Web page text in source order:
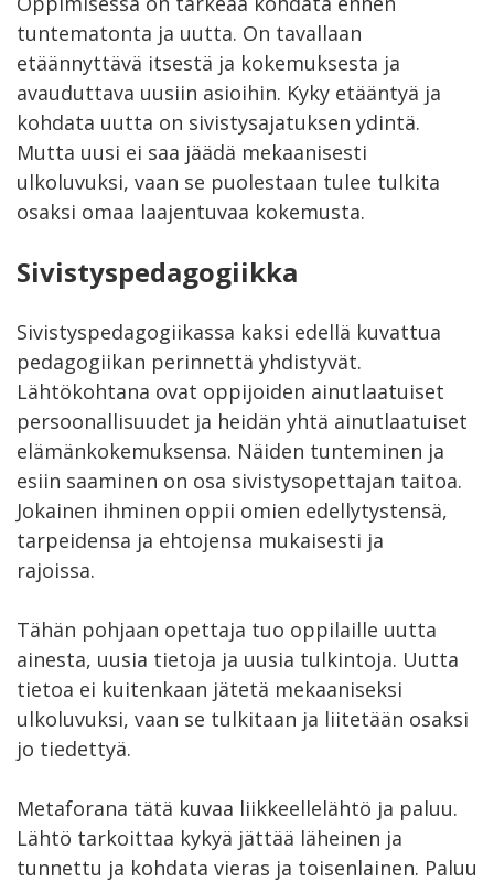
tuntematonta ja uutta. On tavallaan
etäännyttävä itsestä ja kokemuksesta ja
avauduttava uusiin asioihin. Kyky etääntyä ja
kohdata uutta on sivistysajatuksen ydintä.
Mutta uusi ei saa jäädä mekaanisesti
ulkoluvuksi, vaan se puolestaan tulee tulkita
osaksi omaa laajentuvaa kokemusta.
Sivistyspedagogiikka
Sivistyspedagogiikassa kaksi edellä kuvattua
pedagogiikan perinnettä yhdistyvät.
Lähtökohtana ovat oppijoiden ainutlaatuiset
persoonallisuudet ja heidän yhtä ainutlaatuiset
elämänkokemuksensa. Näiden tunteminen ja
esiin saaminen on osa sivistysopettajan taitoa.
Jokainen ihminen oppii omien edellytystensä,
tarpeidensa ja ehtojensa mukaisesti ja
rajoissa.
Tähän pohjaan opettaja tuo oppilaille uutta
ainesta, uusia tietoja ja uusia tulkintoja. Uutta
tietoa ei kuitenkaan jätetä mekaaniseksi
ulkoluvuksi, vaan se tulkitaan ja liitetään osaksi
jo tiedettyä.
Metaforana tätä kuvaa liikkeellelähtö ja paluu.
Lähtö tarkoittaa kykyä jättää läheinen ja
tunnettu ja kohdata vieras ja toisenlainen. Paluu